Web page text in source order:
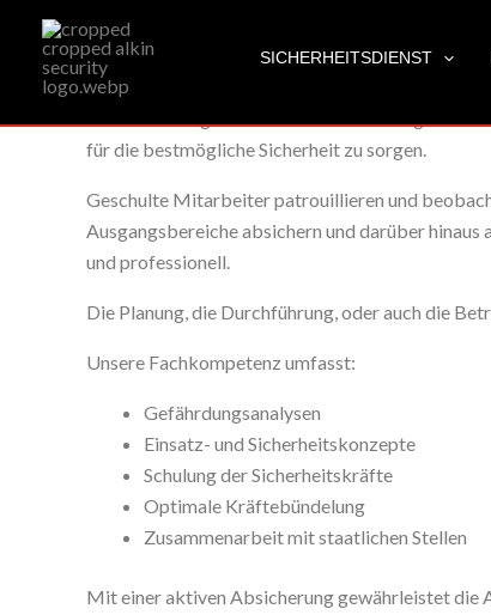
Inhalt
springen
SICHERHEITSDIENST
Veranstaltungssicherheit
SICHERHEIT BEI VERANSTALTUNGEN,
für die bestmögliche Sicherheit zu sorgen.
Geschulte Mitarbeiter patrouillieren und
Ausgangsbereiche absichern und darüber
und professionell.
Die Planung, die Durchführung, oder auch die
Unsere Fachkompetenz umfasst:
Gefährdungsanalysen
Einsatz- und Sicherheitskonzepte
Schulung der Sicherheitskräfte
Optimale Kräftebündelung
Zusammenarbeit mit staatlichen Stellen
Mit einer aktiven Absicherung gewährleistet die